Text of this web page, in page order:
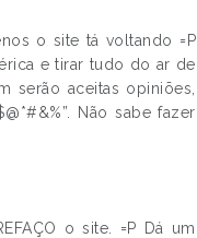
o site tá voltando =P
e tirar tudo do ar de
serão aceitas opiniões,
Não sabe fazer
o site. =P Dá um